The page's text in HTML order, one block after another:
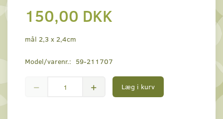
150,00 DKK
mål 2,3 x 2,4cm
Model/varenr.: 59-211707
Læg i kurv